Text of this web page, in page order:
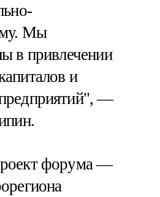
Мы
в привлечении
и
—
форума —